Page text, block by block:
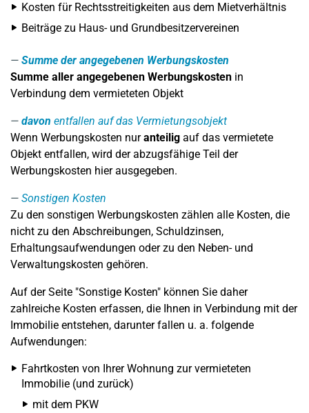
Kosten für Rechtsstreitigkeiten aus dem Mietverhältnis
Beiträge zu Haus- und Grundbesitzervereinen
Summe der angegebenen Werbungskosten
Summe aller angegebenen Werbungskosten in
Verbindung dem vermieteten Objekt
davon entfallen auf das Vermietungsobjekt
Wenn Werbungskosten nuranteilig auf das vermietete
Objekt entfallen, wird der abzugsfähige Teil der
Werbungskosten hier ausgegeben.
Sonstigen Kosten
Zu den sonstigen Werbungskosten zählen alle Kosten, die
nicht zu den Abschreibungen, Schuldzinsen,
Erhaltungsaufwendungen oder zu den Neben- und
Verwaltungskosten gehören.
Auf der Seite "Sonstige Kosten" können Sie daher
zahlreiche Kosten erfassen, die Ihnen in Verbindung mit der
Immobilie entstehen, darunter fallen u. a. folgende
Aufwendungen:
Fahrtkosten von Ihrer Wohnung zur vermieteten
Immobilie (und zurück)
mit dem PKW